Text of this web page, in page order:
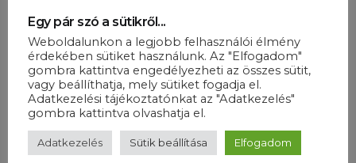
Majorság
Rólunk
Kapcsolat
Egy pár szó a sütikről...
Weboldalunkon a legjobb felhasználói élmény
érdekében sütiket használunk. Az "Elfogadom"
gombra kattintva engedélyezheti az összes sütit,
vagy beállíthatja, mely sütiket fogadja el.
Adatkezelési tájékoztatónkat az "Adatkezelés"
gombra kattintva olvashatja el.
Adatkezelés Sütik beállítása Elfogadom